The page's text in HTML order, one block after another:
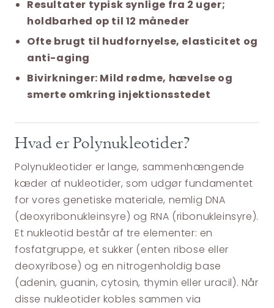
Resultater typisk synlige fra 2 uger;
holdbarhed op til 12 måneder
Ofte brugt til hudfornyelse, elasticitet og
anti-aging
Bivirkninger: Mild rødme, hævelse og
smerte omkring injektionsstedet
Hvad er Polynukleotider?
Polynukleotider er lange, sammenhængende
kæder af nukleotider, som udgør fundamentet
for vores genetiske materiale, nemlig DNA
(deoxyribonukleinsyre) og RNA (ribonukleinsyre).
Et nukleotid består af tre elementer: en
fosfatgruppe, et sukker (enten ribose eller
deoxyribose) og en nitrogenholdig base
(adenin, guanin, cytosin, thymin eller uracil). Når
disse nukleotider kobles sammen via